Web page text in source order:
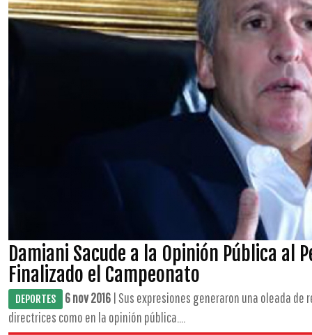
Damiani Sacude a la Opinión Pública al
Finalizado el Campeonato
DEPORTES 6 nov 2016 | Sus expresiones generaron una oleada
directrices como en la opinión pública....